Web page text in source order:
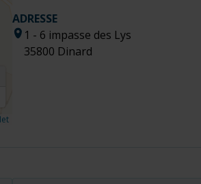
ADRESSE
1 - 6 impasse des Lys
35800 Dinard